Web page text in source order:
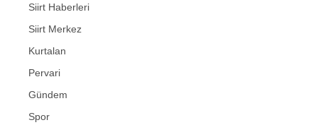
Siirt Haberleri
Siirt Merkez
Kurtalan
Pervari
Gündem
Spor